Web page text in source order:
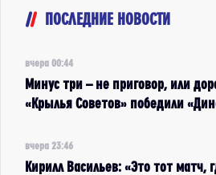
ПОСЛЕДНИЕ НОВОСТИ
вчера 00:44
Минус три – не приговор, или
«Крылья Советов» победили
вчера 23:46
Кирилл Васильев: «Это тот матч,